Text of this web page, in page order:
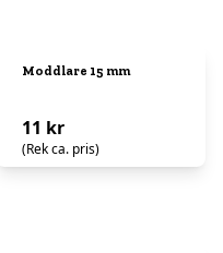
Moddlare 15 mm
11 kr
(Rek ca. pris)